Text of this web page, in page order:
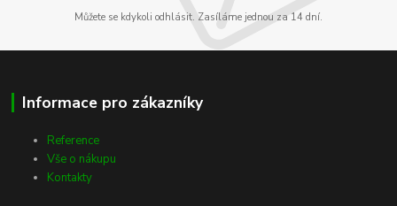
Můžete se kdykoli odhlásit. Zasíláme jednou za 14 dní.
Informace pro zákazníky
Reference
Vše o nákupu
Kontakty